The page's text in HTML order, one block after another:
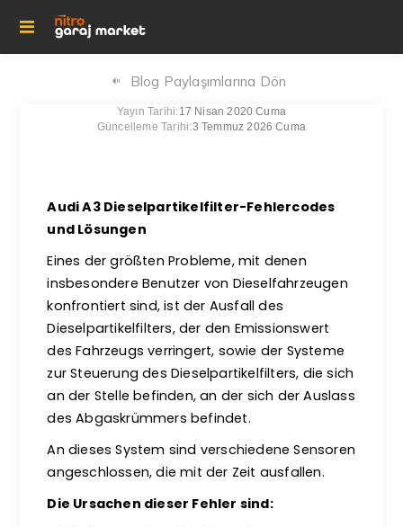
Blog Paylaşımlarına Dön
Yayın Tarihi:17 Nisan 2020 Cuma
Güncelleme Tarihi:3 Temmuz 2026 Cuma
Audi A3 Dieselpartikelfilter-Fehlercodes
und Lösungen
Eines der größten Probleme, mit denen
insbesondere Benutzer von Dieselfahrzeugen
konfrontiert sind, ist der Ausfall des
Dieselpartikelfilters, der den Emissionswert
des Fahrzeugs verringert, sowie der Systeme
zur Steuerung des Dieselpartikelfilters, die sich
an der Stelle befinden, an der sich der Auslass
des Abgaskrümmers befindet.
An dieses System sind verschiedene Sensoren
angeschlossen, die mit der Zeit ausfallen.
Die Ursachen dieser Fehler sind: